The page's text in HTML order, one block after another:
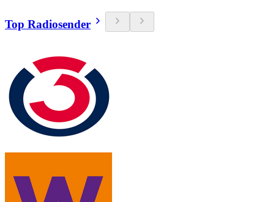
Top Radiosender